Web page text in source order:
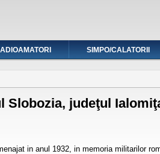
SIMPO/CALATORII
Slobozia, judeţul
in anul 1932, in memoria militarilor